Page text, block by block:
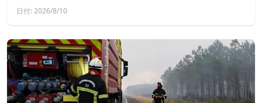
日付: 2026/8/10